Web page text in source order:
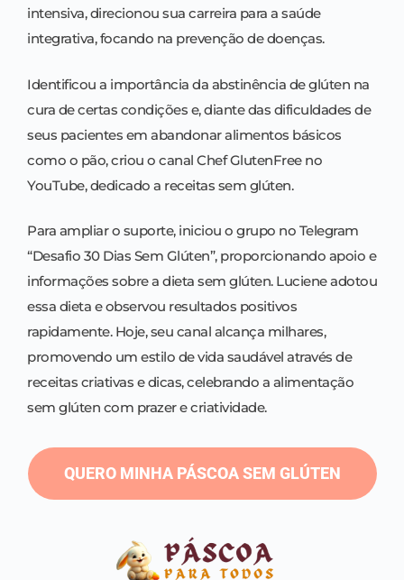
intensiva, direcionou sua carreira para a saúde
integrativa, focando na prevenção de doenças.
Identificou a importância da abstinência de glúten na
cura de certas condições e, diante das dificuldades de
seus pacientes em abandonar alimentos básicos
como o pão, criou o canal Chef GlutenFree no
YouTube, dedicado a receitas sem glúten.
Para ampliar o suporte, iniciou o grupo no Telegram
“Desafio 30 Dias Sem Glúten”, proporcionando apoio e
informações sobre a dieta sem glúten. Luciene adotou
essa dieta e observou resultados positivos
rapidamente. Hoje, seu canal alcança milhares,
promovendo um estilo de vida saudável através de
receitas criativas e dicas, celebrando a alimentação
sem glúten com prazer e criatividade.
QUERO MINHA PÁSCOA SEM GLÚTEN